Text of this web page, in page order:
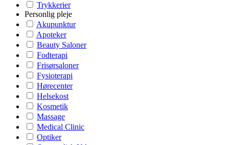
Trykkerier
Personlig pleje
Akupunktur
Apoteker
Beauty Saloner
Fodterapi
Frisørsaloner
Fysioterapi
Hørecenter
Helsekost
Kosmetik
Massage
Medical Clinic
Optiker